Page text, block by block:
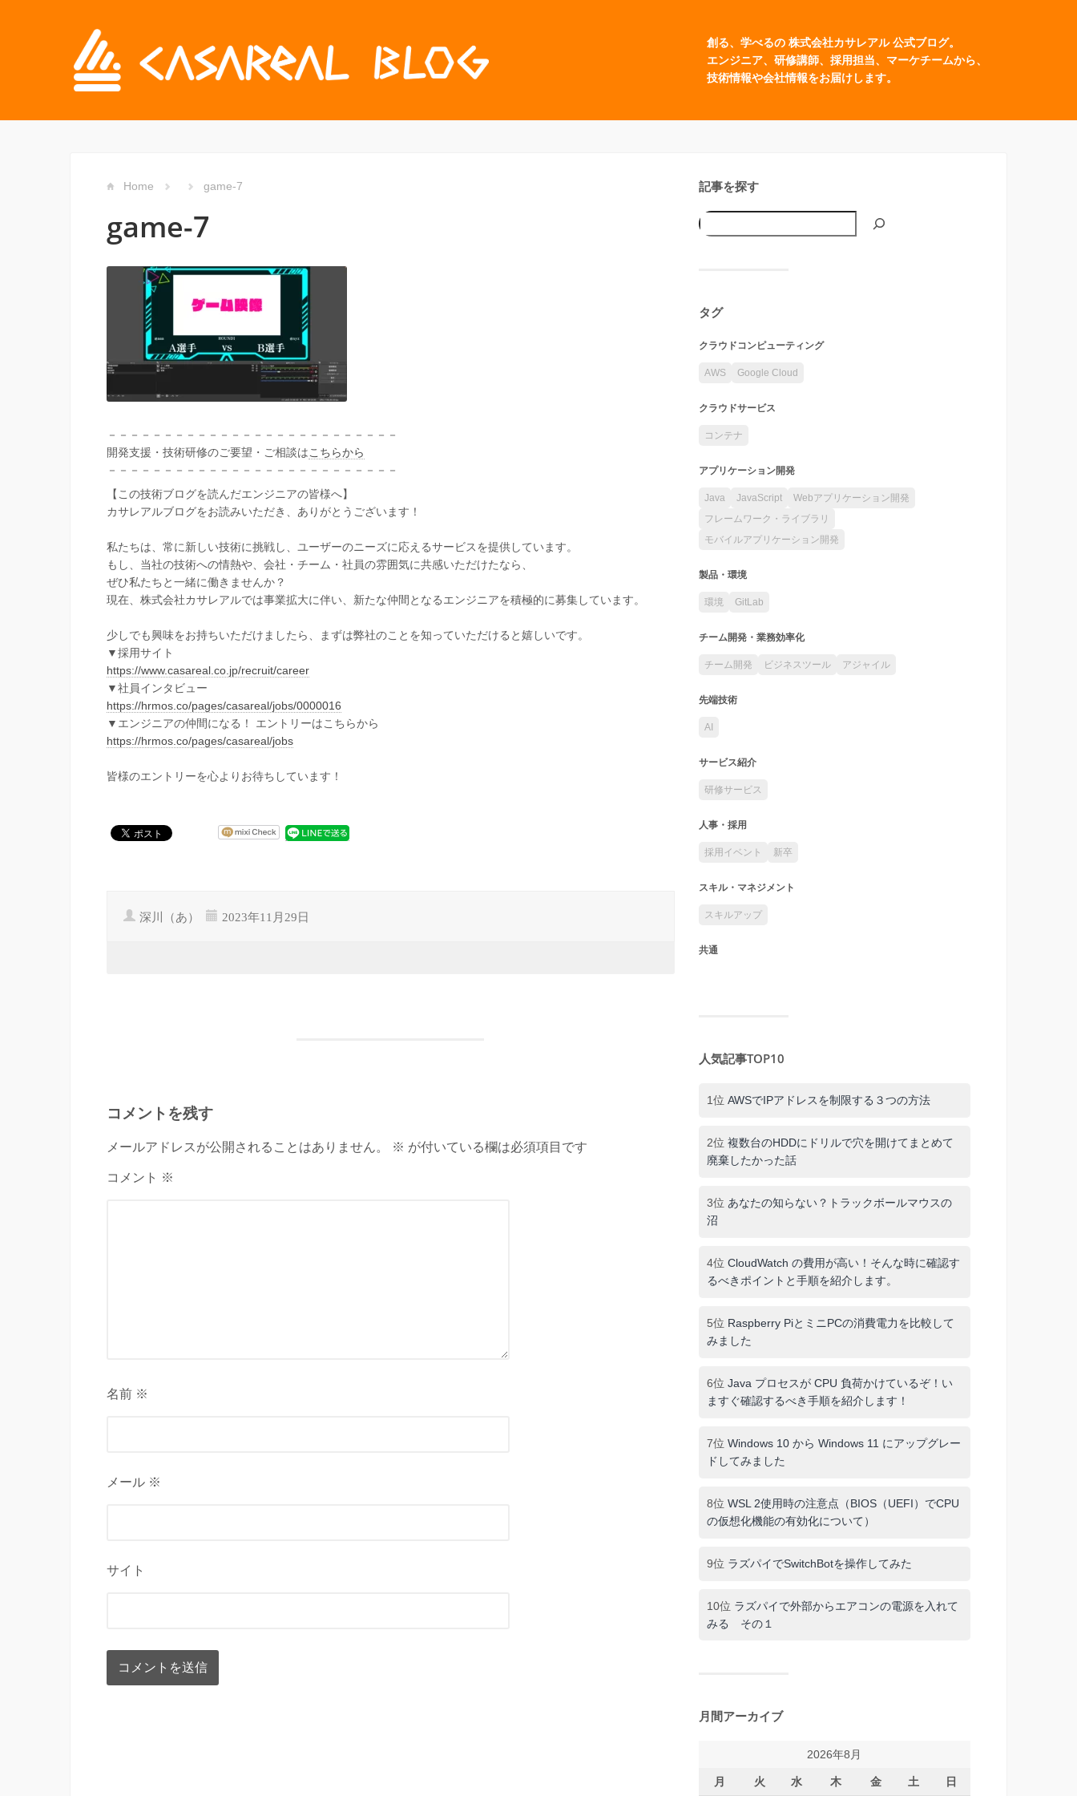
創る、学べるの 株式会社カサレアル 公式ブログ。
エンジニア、研修講師、採用担当、マーケチームから、
技術情報や会社情報をお届けします。
Home game-7
game-7
－－－－－－－－－－－－－－－－－－－－－－－－－－
開発支援・技術研修のご要望・ご相談はこちらから
－－－－－－－－－－－－－－－－－－－－－－－－－－
【この技術ブログを読んだエンジニアの皆様へ】
カサレアルブログをお読みいただき、ありがとうございます！
私たちは、常に新しい技術に挑戦し、ユーザーのニーズに応えるサービスを提供しています。
もし、当社の技術への情熱や、会社・チーム・社員の雰囲気に共感いただけたなら、
ぜひ私たちと一緒に働きませんか？
現在、株式会社カサレアルでは事業拡大に伴い、新たな仲間となるエンジニアを積極的に募集しています。
少しでも興味をお持ちいただけましたら、まずは弊社のことを知っていただけると嬉しいです。
▼採用サイト
https://www.casareal.co.jp/recruit/career
▼社員インタビュー
https://hrmos.co/pages/casareal/jobs/0000016
▼エンジニアの仲間になる！ エントリーはこちらから
https://hrmos.co/pages/casareal/jobs
皆様のエントリーを心よりお待ちしています！
深川（あ） 2023年11月29日
コメントを残す
メールアドレスが公開されることはありません。 ※ が付いている欄は必須項目です
コメント ※
名前 ※
メール ※
サイト
記事を探す
タグ
クラウドコンピューティング
AWS Google Cloud
クラウドサービス
コンテナ
アプリケーション開発
Java JavaScript
Webアプリケーション開発
フレームワーク・ライブラリ
モバイルアプリケーション開発
製品・環境
環境 GitLab
チーム開発・業務効率化
チーム開発 ビジネスツール アジャイル
先端技術
AI
サービス紹介
研修サービス
人事・採用
採用イベント 新卒
スキル・マネジメント
スキルアップ
共通
人気記事TOP10
1位 AWSでIPアドレスを制限する３つの方法
2位 複数台のHDDにドリルで穴を開けてまとめて
廃棄したかった話
3位 あなたの知らない？トラックボールマウスの
沼
4位 CloudWatch の費用が高い！そんな時に確認す
るべきポイントと手順を紹介します。
5位 Raspberry PiとミニPCの消費電力を比較して
みました
6位 Java プロセスが CPU 負荷かけているぞ！い
ますぐ確認するべき手順を紹介します！
7位 Windows 10 から Windows 11 にアップグレー
ドしてみました
8位 WSL 2使用時の注意点（BIOS（UEFI）でCPU
の仮想化機能の有効化について）
9位 ラズパイでSwitchBotを操作してみた
10位 ラズパイで外部からエアコンの電源を入れて
みる その１
月間アーカイブ
2026年8月
月 火 水 木 金 土 日